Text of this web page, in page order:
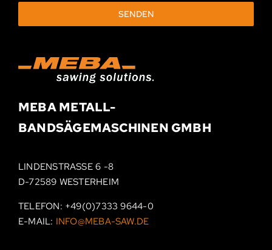
SENDEN
MEBA METALL­-
BAND­SÄGEMASCHINEN GMBH
LINDENSTRASSE 6 -8
D-72589 WESTERHEIM
TELEFON: +49(0)7333 9644-0
E-MAIL: INFO@MEBA-SAW.DE